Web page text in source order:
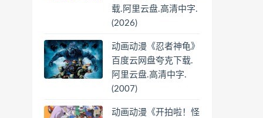
载.阿里云盘.高清中字.
(2026)
动画动漫《忍者神龟》
百度云网盘夸克下载.
阿里云盘.高清中字.
(2007)
动画动漫《开拍啦！怪